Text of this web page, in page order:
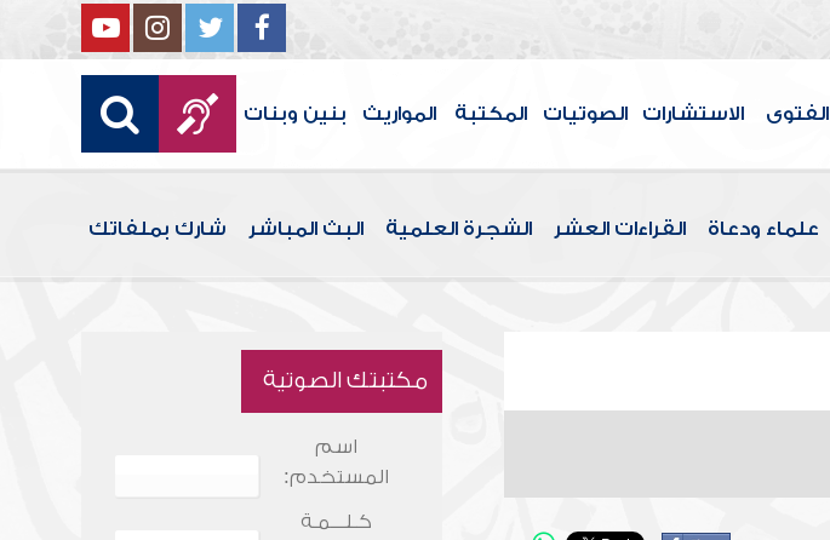
الفتوى الاستشارات الصوتيات المكتبة المواريث بنين وبنات
علماء ودعاة القراءات العشر الشجرة العلمية البث المباشر شارك بملفاتك
مكتبتك الصوتية
اسم
المستخدم:
كـلـــمـة